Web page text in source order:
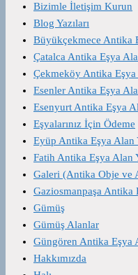
Bizimle İletişim Kurun
Blog Yazıları
Büyükçekmece Antika
Çatalca Antika Eşya
Çekmeköy Antika Eşya
Esenler Antika Eşya
Esenyurt Antika Eşya
Eşyalarınız İçin Ödeme
Eyüp Antika Eşya Alan
Fatih Antika Eşya Alan
Galeri (Antika Obje ve
Gaziosmanpaşa Antika
Gümüş
Gümüş Alanlar
Güngören Antika Eşya
Hakkımızda